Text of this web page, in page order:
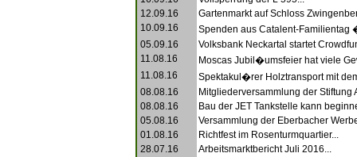
12.09.16
Gartenmarkt auf Schloss
10.09.16
Spenden aus Catalent-Familientag
05.09.16
Volksbank Neckartal startet
11.08.16
Moscas Jubil�umsfeier hat viele
11.08.16
Spektakul�rer Holztransport mit
08.08.16
Mitgliederversammlung der Stiftung
08.08.16
Bau der JET Tankstelle kann
05.08.16
Versammlung der Eberbacher
01.08.16
Richtfest im Rosenturmquartier...
28.07.16
Arbeitsmarktbericht Juli 2016...